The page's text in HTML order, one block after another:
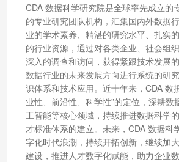
CDA 数据科学研究院是全球率先成立的
的专业研究团队机构，汇集国内外数据
业的学术素养、精湛的研究水平、扎实
的行业资源，通过对各类企业、社会组
深入的调查和访问，获得紧跟技术发展
数据行业的未来发展方向进行系统的研
识体系和技术应用。近十年来，CDA 数
业性、前沿性、科学性”的定位，深耕数
工智能等核心领域，持续推进数据科学
才标准体系的建立。未来，CDA 数据科
字化时代浪潮，持续开拓创新，继续加
建设，推进人才数字化赋能，助力企业数